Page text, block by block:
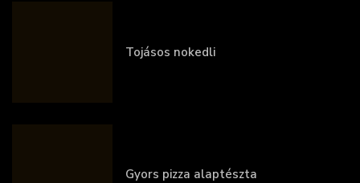
Tojásos nokedli
Gyors pizza alaptészta